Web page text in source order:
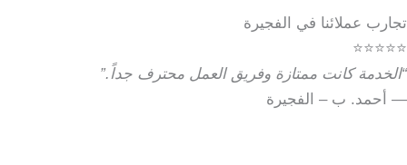
تجارب عملائنا في الفجيرة
⭐⭐⭐⭐⭐
“الخدمة كانت ممتازة وفريق العمل محترف جداً.”
— أحمد. ب – الفجيرة